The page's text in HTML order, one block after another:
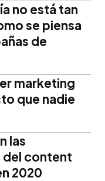
no está tan
se piensa
de
marketing
que nadie
las
content
2020